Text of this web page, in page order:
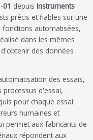
01 depuis Instruments
précis et fiables sur une
automatisées,
dans les mêmes
des données
des essais,
processus d'essai,
pour chaque essai.
humaines et
permet aux fabricants de
répondent aux